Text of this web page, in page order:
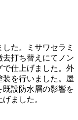
た。ミサワセラミ
去打ち替えにてノン
で仕上げました。外
を行いました。屋
既設防水層の影響を
ました。